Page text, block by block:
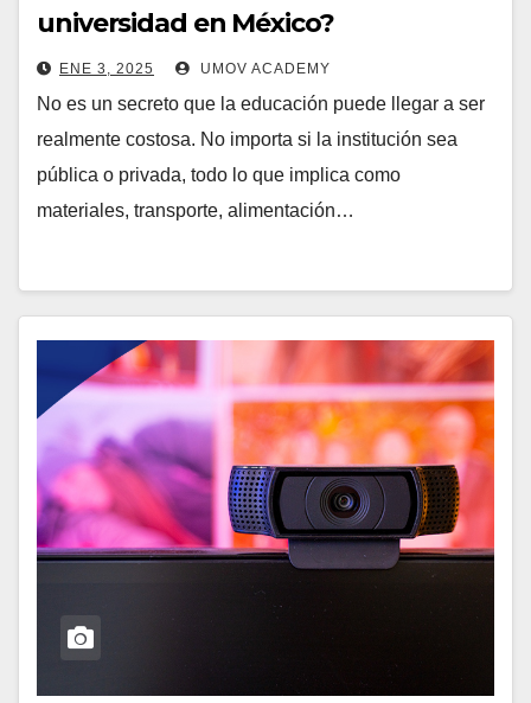
universidad en México?
ENE 3, 2025 UMOV ACADEMY
No es un secreto que la educación puede llegar a ser
realmente costosa. No importa si la institución sea
pública o privada, todo lo que implica como
materiales, transporte, alimentación…